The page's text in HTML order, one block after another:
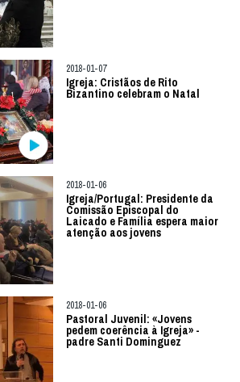
2018-01-07
Igreja: Cristãos de Rito
Bizantino celebram o Natal
2018-01-06
Igreja/Portugal: Presidente da
Comissão Episcopal do
Laicado e Família espera maior
atenção aos jovens
2018-01-06
Pastoral Juvenil: «Jovens
pedem coerência à Igreja» -
padre Santi Dominguez